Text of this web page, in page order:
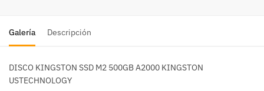
Galería Descripción
DISCO KINGSTON SSD M2 500GB A2000 KINGSTON
USTECHNOLOGY